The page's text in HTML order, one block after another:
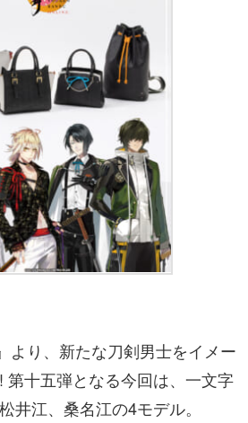
より、新たな刀剣男士をイメー
第十五弾となる今回は、一文字
井江、桑名江の4モデル。